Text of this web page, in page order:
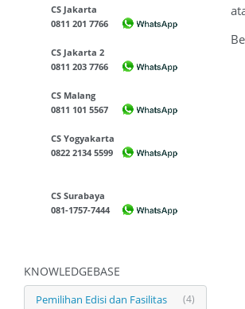
CS Jakarta
0811 201 7766
CS Jakarta 2
0811 203 7766
CS Malang
0811 101 5567
CS Yogyakarta
0822 2134 5599
CS Surabaya
081-1757-7444
KNOWLEDGEBASE
(4)
Pemilihan Edisi dan Fasilitas